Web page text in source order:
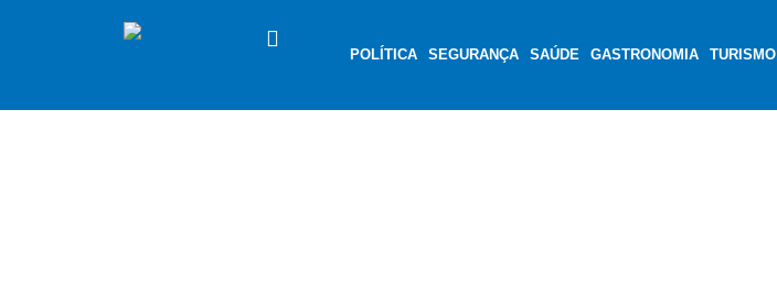
POLÍTICA SEGURANÇA SAÚDE GASTRONOMIA TURISMO